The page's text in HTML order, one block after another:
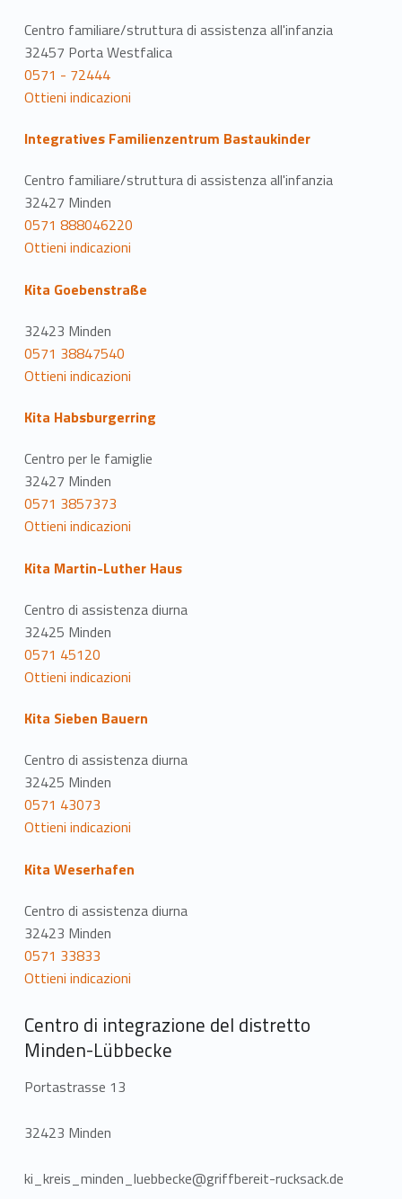
Centro familiare/struttura di assistenza all'infanzia
32457 Porta Westfalica
0571 - 72444
Ottieni indicazioni
Integratives Familienzentrum Bastaukinder
Centro familiare/struttura di assistenza all'infanzia
32427 Minden
0571 888046220
Ottieni indicazioni
Kita Goebenstraße
32423 Minden
0571 38847540
Ottieni indicazioni
Kita Habsburgerring
Centro per le famiglie
32427 Minden
0571 3857373
Ottieni indicazioni
Kita Martin-Luther Haus
Centro di assistenza diurna
32425 Minden
0571 45120
Ottieni indicazioni
Kita Sieben Bauern
Centro di assistenza diurna
32425 Minden
0571 43073
Ottieni indicazioni
Kita Weserhafen
Centro di assistenza diurna
32423 Minden
0571 33833
Ottieni indicazioni
Centro di integrazione del distretto
Minden-Lübbecke
Portastrasse 13
32423 Minden
ki_kreis_minden_luebbecke@griffbereit-rucksack.de